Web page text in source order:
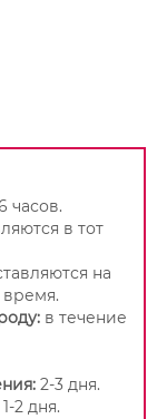
часов.
в тот
на
в течение
2-3 дня.
1-2 дня.